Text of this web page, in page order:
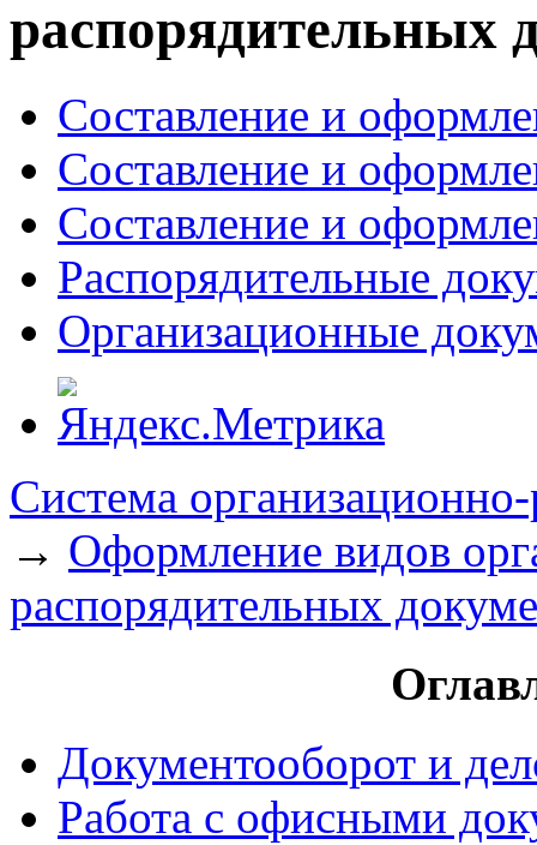
распорядительных
Составление и
Составление и
Составление и
Распорядительные
Организационные
Система
→ Оформление видов
распорядительных
Документооборот и
Работа с офисными